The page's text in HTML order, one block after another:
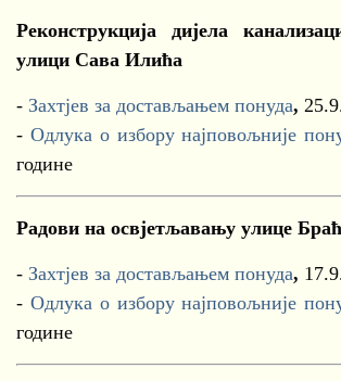
Реконструкција дијела
улици Сава Илића
- Захтјев за достављањем понуда,
- Одлука о избору најповољније
године
Радови на освјетљавању улице
- Захтјев за достављањем понуда,
- Одлука о избору најповољније
године